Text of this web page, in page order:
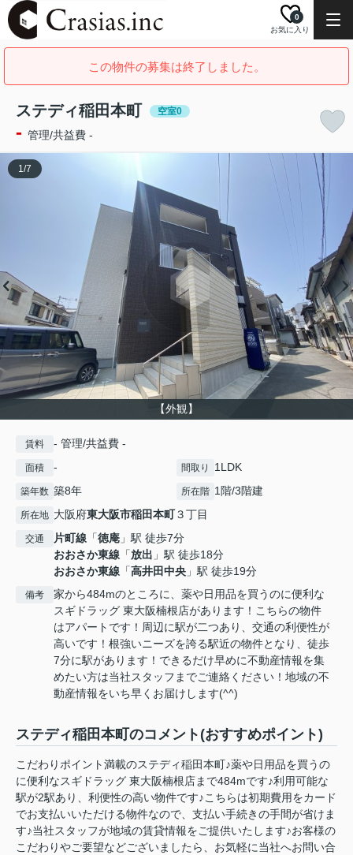
お気に入り
0
この物件の募集は終了しました。
ステディ稲田本町 空室0
- 管理/共益費 -
【外観】
1/7
賃料 - 管理/共益費 -
面積 - 間取り 1LDK
築年数 築8年 所在階 1階/3階建
所在地 大阪府東大阪市稲田本町３丁目
交通 片町線 「徳庵 」駅 徒歩7分
おおさか東線 「放出 」駅 徒歩18分
おおさか東線 「高井田中央 」駅 徒歩19分
備考
家から484mのところに、薬や日用品を買うのに便利な
スギドラッグ 東大阪楠根店があります！こちらの物件
はアパートです！周辺に駅が二つあり、交通の利便性が
高いです！根強いニーズを誇る駅近の物件となり、徒歩
7分に駅があります！できるだけ早めに不動産情報を集
めたい方は当社スタッフまでご連絡ください！地域の不
動産情報をいち早くお届けします(^^)
ステディ稲田本町のコメント(おすすめポイント)
こだわりポイント満載のステディ稲田本町♪薬や日用品を買うの
に便利なスギドラッグ 東大阪楠根店まで484mです♪利用可能な
駅が2駅あり、利便性の高い物件です♪こちらは初期費用をカード
でお支払いいただける物件なので、支払い手続きの手間が省けま
す♪当社スタッフが地域の賃貸情報をご提供いたします♪お客様の
こだわりやご要望などございましたら、お気軽に当社へお問い合